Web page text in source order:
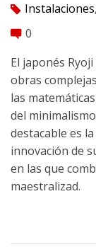
tag Instalaciones,
comment 0
El japonés
obras
las
del
destacable es
innovación de
en las que
maestralizad.